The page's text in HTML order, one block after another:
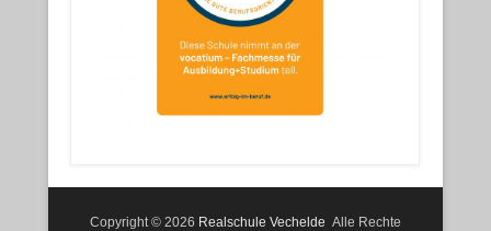
Copyright © 2026 Realschule Vechelde Alle Rechte